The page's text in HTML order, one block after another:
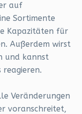
auf
Sortimente
Kapazitäten für
Außerdem wirst
und kannst
Veränderungen
voranschreitet,